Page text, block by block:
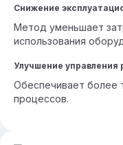
Снижение
Метод уменьшает
использования
Улучшение управления
Обеспечивает более
процессов.